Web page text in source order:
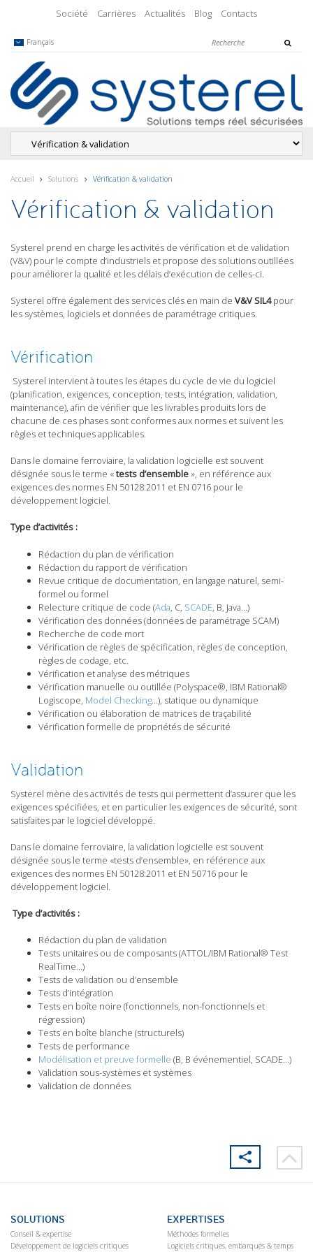
Société Carrières Actualités Blog Contacts
Français
Accueil Solutions Vérification & validation
Vérification & validation
Systerel prend en charge les activités de vérification et de validation
(V&V) pour le compte d’industriels et propose des solutions outillées
pour améliorer la qualité et les délais d’exécution de celles-ci.
Systerel offre également des services clés en main de V&V SIL4pour
les systèmes, logiciels et données de paramétrage critiques.
Vérification
Systerel intervient à toutes les étapes du cycle de vie du logiciel
(planification, exigences, conception, tests, intégration, validation,
maintenance), afin de vérifier que les livrables produits lors de
chacune de ces phases sont conformes aux normes et suivent les
règles et techniques applicables.
Dans le domaine ferroviaire, la validation logicielle est souvent
désignée sous le terme «tests d’ensemble», en référence aux
exigences des normes EN 50128:2011 et EN 0716 pour le
développement logiciel.
Type d’activités :
Rédaction du plan de vérification
Rédaction du rapport de vérification
Revue critique de documentation, en langage naturel, semi-
formel ou formel
Relecture critique de code (Ada , C, SCADE , B, Java…)
Vérification des données (données de paramétrage SCAM)
Recherche de code mort
Vérification de règles de spécification, règles de conception,
règles de codage, etc.
Vérification et analyse des métriques
Vérification manuelle ou outillée (Polyspace®, IBM Rational®
Logiscope, Model Checking …), statique ou dynamique
Vérification ou élaboration de matrices de traçabilité
Vérification formelle de propriétés de sécurité
Validation
Systerel mène des activités de tests qui permettent d’assurer que les
exigences spécifiées, et en particulier les exigences de sécurité, sont
satisfaites par le logiciel développé.
Dans le domaine ferroviaire, la validation logicielle est souvent
désignée sous le terme «tests d’ensemble», en référence aux
exigences des normes EN 50128:2011 et EN 50716 pour le
développement logiciel.
Type d’activités :
Rédaction du plan de validation
Tests unitaires ou de composants (ATTOL/IBM Rational® Test
RealTime…)
Tests de validation ou d’ensemble
Tests d’intégration
Tests en boîte noire (fonctionnels, non-fonctionnels et
régression)
Tests en boîte blanche (structurels)
Tests de performance
Modélisation et preuve formelle (B, B événementiel, SCADE…)
Validation sous-systèmes et systèmes
Validation de données
SOLUTIONS
Conseil & expertise
Développement de logiciels critiques
EXPERTISES
Méthodes formelles
Logiciels critiques, embarqués & temps